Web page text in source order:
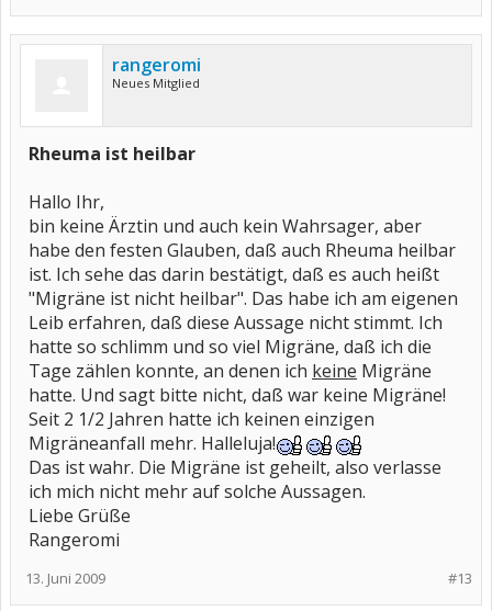
rangeromi
Neues Mitglied
Rheuma ist heilbar
Hallo Ihr,
bin keine Ärztin und auch kein Wahrsager, aber
habe den festen Glauben, daß auch Rheuma heilbar
ist. Ich sehe das darin bestätigt, daß es auch heißt
"Migräne ist nicht heilbar". Das habe ich am eigenen
Leib erfahren, daß diese Aussage nicht stimmt. Ich
hatte so schlimm und so viel Migräne, daß ich die
Tage zählen konnte, an denen ich keine Migräne
hatte. Und sagt bitte nicht, daß war keine Migräne!
Seit 2 1/2 Jahren hatte ich keinen einzigen
Migräneanfall mehr. Halleluja!
Das ist wahr. Die Migräne ist geheilt, also verlasse
ich mich nicht mehr auf solche Aussagen.
Liebe Grüße
Rangeromi
#13
13. Juni 2009